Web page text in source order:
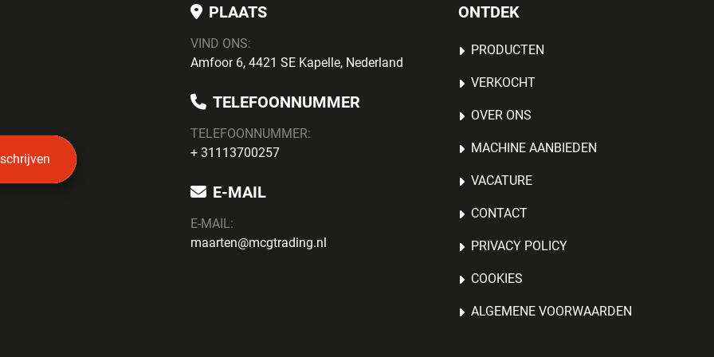
PLAATS
VIND ONS:
Amfoor 6, 4421 SE Kapelle, Nederland
TELEFOONNUMMER
TELEFOONNUMMER:
+ 31113700257
E-MAIL
E-MAIL:
maarten@mcgtrading.nl
ONTDEK
PRODUCTEN
VERKOCHT
OVER ONS
MACHINE AANBIEDEN
VACATURE
CONTACT
PRIVACY POLICY
COOKIES
ALGEMENE VOORWAARDEN